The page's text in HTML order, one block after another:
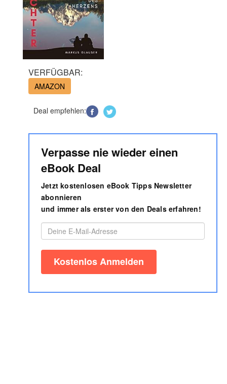
VERFÜGBAR:
AMAZON
Deal empfehlen:
Verpasse nie wieder einen
eBook Deal
Jetzt kostenlosen eBook Tipps Newsletter
abonnieren
und immer als erster von den Deals erfahren!